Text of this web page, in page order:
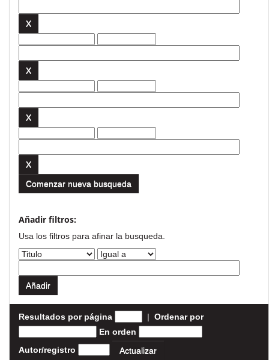
Comenzar nueva busqueda
Añadir filtros:
Usa los filtros para afinar la busqueda.
Resultados por página | Ordenar por
En orden
Autor/registro